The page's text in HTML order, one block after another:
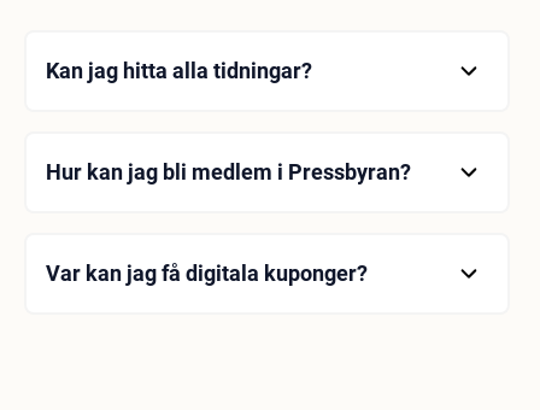
Kan jag hitta alla tidningar?
hundratals fler butiker öppnats i Sverige och
utbudet av tidningar, både information och nyheter,
Hur kan jag bli medlem i Pressbyran?
anger du din e-postadress och ditt nya lösenord
högst upp, så är du nu en Pressbyran-prenumerant!
Var kan jag få digitala kuponger?